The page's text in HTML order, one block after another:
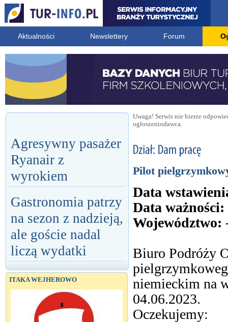
Aktualności Newslettery Forum
Agresywny pasażer
Ryanair z
wyrokiem
Gastronomia patrzy
na sezon z nadzieją,
ale goście nadal
liczą wydatki
ITAKA WEJHEROWO
Uwaga! Serwis nie bierze
ogłoszeniodawca.
Pilot
Data
Data ważności:
Województwo:
Biuro Podróży
niemieckim na
04.06.2023.
Oczekujemy: